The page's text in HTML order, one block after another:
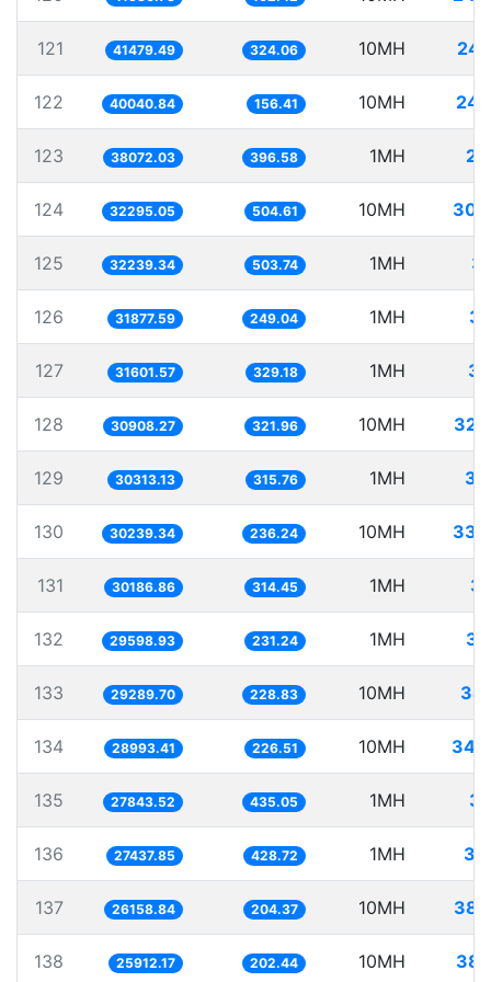
121 41479.49 324.06 10MH
122 40040.84 156.41 10MH
123 38072.03 396.58 1MH
124 32295.05 504.61 10MH
125 32239.34 503.74 1MH
126 31877.59 249.04 1MH
127 31601.57 329.18 1MH
128 30908.27 321.96 10MH
129 30313.13 315.76 1MH
130 30239.34 236.24 10MH
131 30186.86 314.45 1MH
132 29598.93 231.24 1MH
133 29289.70 228.83 10MH
134 28993.41 226.51 10MH
135 27843.52 435.05 1MH
136 27437.85 428.72 1MH
137 26158.84 204.37 10MH
138 25912.17 202.44 10MH